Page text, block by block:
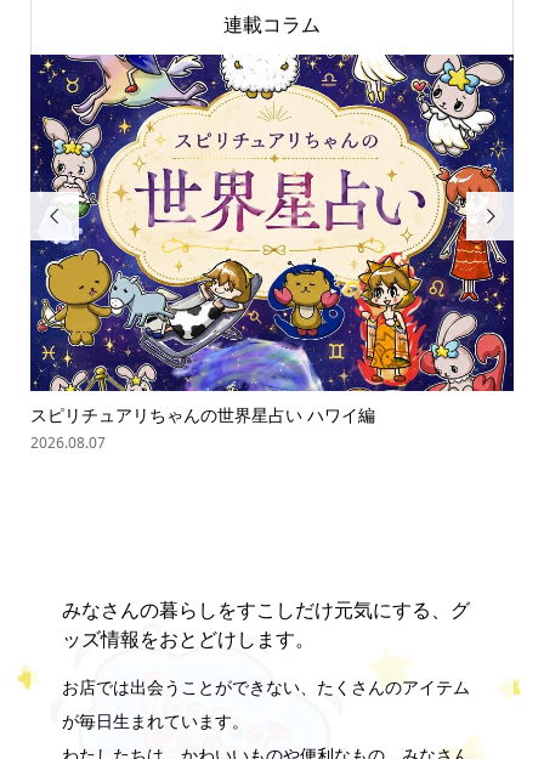
連載コラム

スピリチュアリちゃんの世界星占い ハワイ編
2026.08.07

みなさんの暮らしをすこしだけ元気にする、グ
ッズ情報をおとどけします。
お店では出会うことができない、たくさんのアイテム
が毎日生まれています。